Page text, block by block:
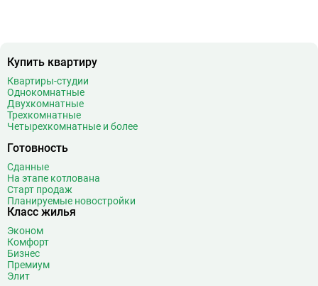
Купить квартиру
Квартиры-студии
Однокомнатные
Двухкомнатные
Трехкомнатные
Четырехкомнатные и более
Готовность
Сданные
На этапе котлована
Старт продаж
Планируемые новостройки
Класс жилья
Эконом
Комфорт
Бизнес
Премиум
Элит